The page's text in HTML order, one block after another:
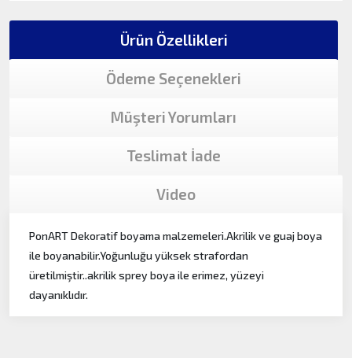
Ürün Özellikleri
Ödeme Seçenekleri
Müşteri Yorumları
Teslimat İade
Video
PonART Dekoratif boyama malzemeleri.Akrilik ve guaj boya
ile boyanabilir.Yoğunluğu yüksek strafordan
üretilmiştir..akrilik sprey boya ile erimez, yüzeyi
dayanıklıdır.